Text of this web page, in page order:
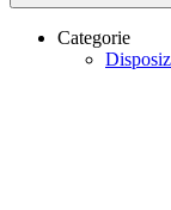
Categorie